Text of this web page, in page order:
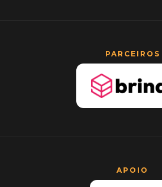
PARCEIROS
APOIO